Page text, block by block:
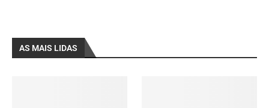
AS MAIS LIDAS